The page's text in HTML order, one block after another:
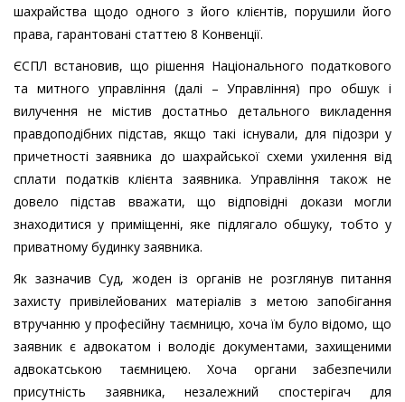
шахрайства щодо одного з його клієнтів, порушили його
права, гарантовані статтею 8 Конвенції.
ЄСПЛ встановив, що рішення Національного податкового
та митного управління (далі – Управління) про обшук і
вилучення не містив достатньо детального викладення
правдоподібних підстав, якщо такі існували, для підозри у
причетності заявника до шахрайської схеми ухилення від
сплати податків клієнта заявника. Управління також не
довело підстав вважати, що відповідні докази могли
знаходитися у приміщенні, яке підлягало обшуку, тобто у
приватному будинку заявника.
Як зазначив Суд, жоден із органів не розглянув питання
захисту привілейованих матеріалів з метою запобігання
втручанню у професійну таємницю, хоча їм було відомо, що
заявник є адвокатом і володіє документами, захищеними
адвокатською таємницею. Хоча органи забезпечили
присутність заявника, незалежний спостерігач для